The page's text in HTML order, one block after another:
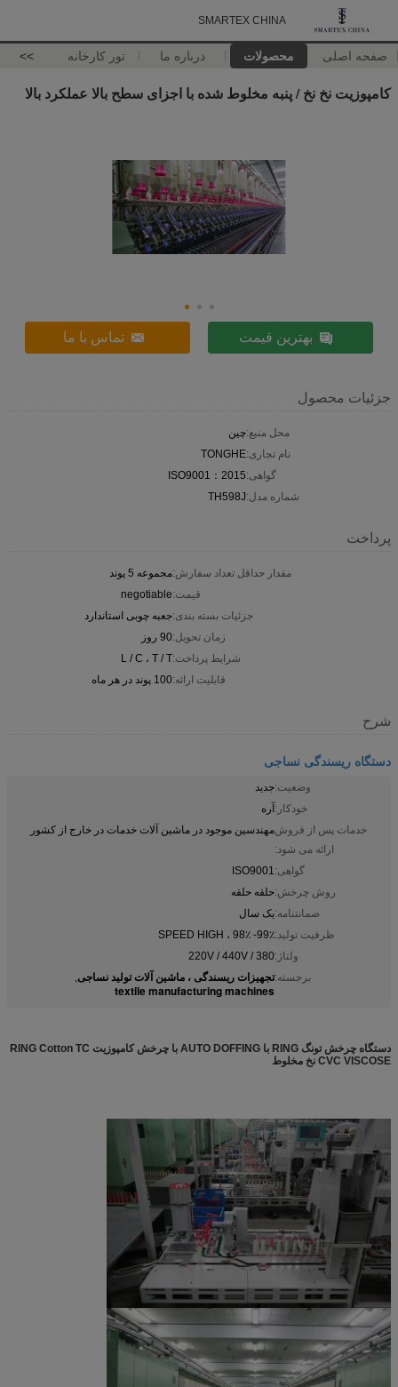
SMARTEX CHINA
صفحه اصلی محصولات درباره ما تور کارخانه >>
کامپوزیت نخ نخ / پنبه مخلوط شده با اجزای سطح بالا عملکرد بالا
بهترین قیمت تماس با ما
جزئیات محصول
محل منبع:چین
نام تجاری:TONGHE
گواهی:ISO9001：2015
شماره مدل:TH598J
پرداخت
مقدار حداقل تعداد سفارش:مجموعه 5 پوند
قیمت:negotiable
جزئیات بسته بندی:جعبه چوبی استاندارد
زمان تحویل:90 روز
شرایط پرداخت:L / C ، T / T
قابلیت ارائه:100 پوند در هر ماه
شرح
دستگاه ریسندگی نساجی
وضعیت:جدید
خودکار:آره
خدمات پس از فروش
ارائه می شود:
مهندسین موجود در ماشین آلات خدمات در خارج از کشور
گواهی:ISO9001
روش چرخش:حلقه حلقه
ضمانتنامه:یک سال
ظرفیت تولید:SPEED HIGH ، 98٪ -99٪
ولتاژ:380 / 220V / 440V
برجسته:تجهیزات ریسندگی ، ماشین آلات تولید نساجی,
textile manufacturing machines
دستگاه چرخش تونگ RING با AUTO DOFFING با چرخش کامپوزیت RING Cotton TC
CVC VISCOSE نخ مخلوط